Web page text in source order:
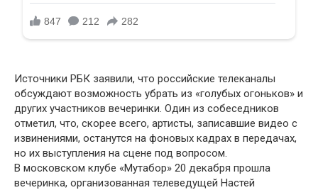
Источники РБК заявили, что российские телеканалы
обсуждают возможность убрать из «голубых огоньков» и
других участников вечеринки. Один из собеседников
отметил, что, скорее всего, артисты, записавшие видео с
извинениями, останутся на фоновых кадрах в передачах,
но их выступления на сцене под вопросом.
В московском клубе «Мутабор» 20 декабря прошла
вечеринка, организованная телеведущей Настей